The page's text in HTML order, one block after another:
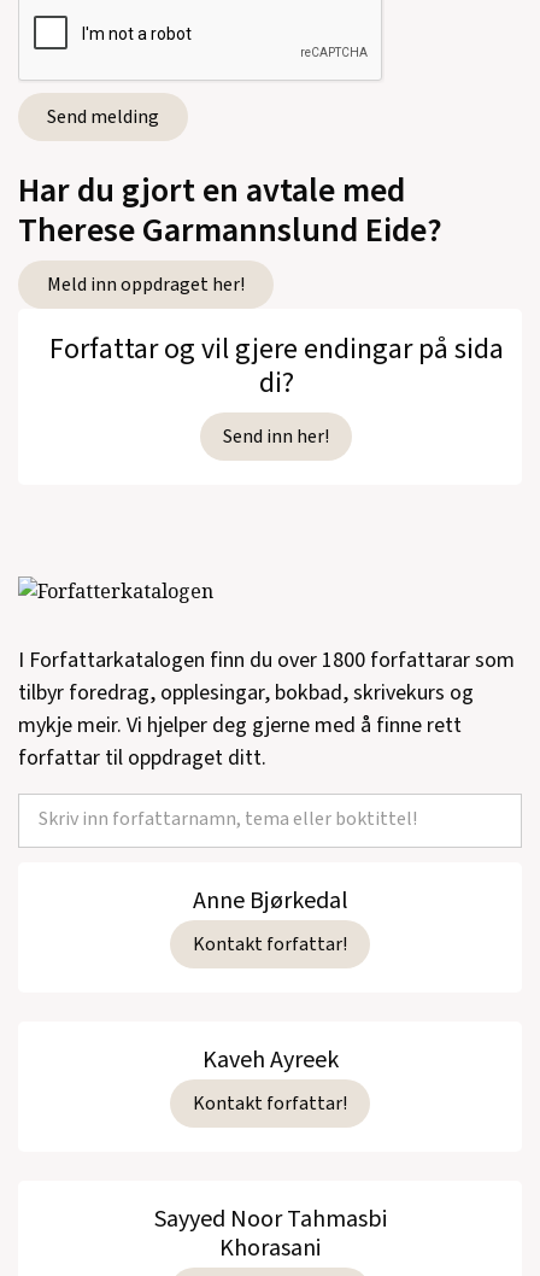
Feltnotater fra småbarnslivet
Se alle utgivelser
Har du gjort en avtale med
Therese Garmannslund Eide?
Meld inn oppdraget her!
Forfattar og vil gjere endingar på sida
di?
Send inn her!
I Forfattarkatalogen finn du over 1800 forfattarar som
tilbyr foredrag, opplesingar, bokbad, skrivekurs og
mykje meir. Vi hjelper deg gjerne med å finne rett
forfattar til oppdraget ditt.
Anne Bjørkedal
Kontakt forfattar!
Kaveh Ayreek
Kontakt forfattar!
Sayyed Noor Tahmasbi
Khorasani